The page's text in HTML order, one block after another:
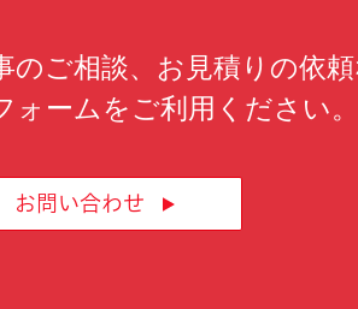
のご相談、お見積りの依
ォームをご利用ください。
お問い合わせ